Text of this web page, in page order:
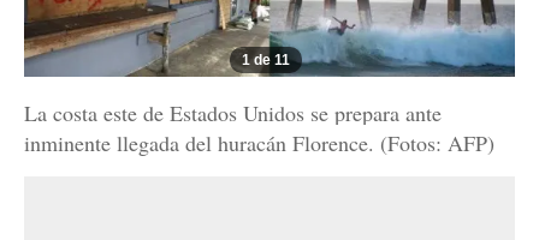
1 de 11
La costa este de Estados Unidos se prepara ante
inminente llegada del huracán Florence. (Fotos: AFP)